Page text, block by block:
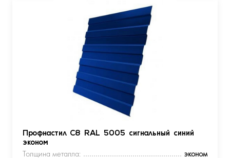
Профнастил С8 RAL 5005 сигнальный синий
эконом
Толщина металла:
эконом